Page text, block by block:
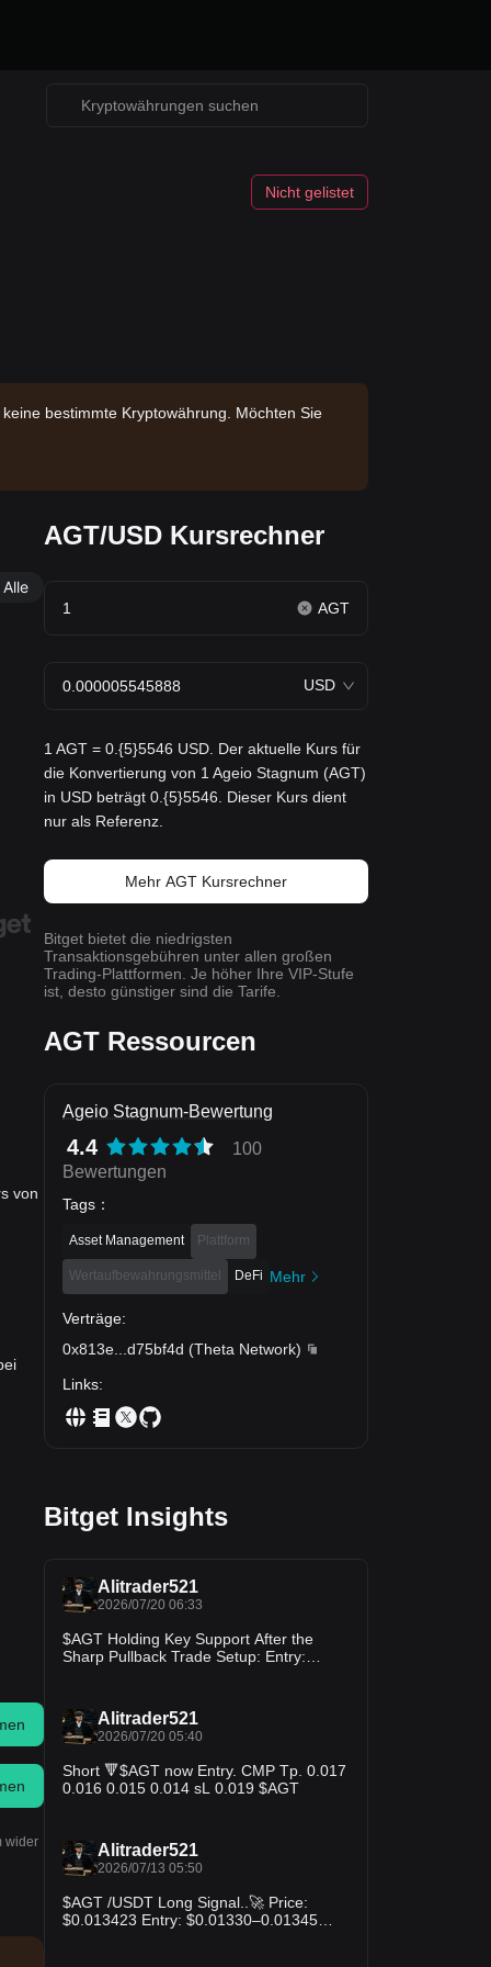
Nicht gelistet
bestimmte Kryptowährung. Möchten Sie
Alle
von
wider
AGT/USD Kursrechner
AGT
USD
1 AGT = 0.{5}5546 USD. Der aktuelle Kurs für
die Konvertierung von 1 Ageio Stagnum (AGT)
in USD beträgt 0.{5}5546. Dieser Kurs dient
nur als Referenz.
Mehr AGT Kursrechner
Bitget bietet die niedrigsten
Transaktionsgebühren unter allen großen
Trading-Plattformen. Je höher Ihre VIP-Stufe
ist, desto günstiger sind die Tarife.
AGT Ressourcen
Ageio Stagnum-Bewertung
4.4
100
Bewertungen
Tags ：
Asset Management Plattform
Wertaufbewahrungsmittel DeFi Mehr
Verträge:
0x813e
d75bf4d (Theta Network)
Links:
Bitget Insights
Alitrader521
2026/07/20 06:33
$AGT Holding Key Support After the
Sharp Pullback Trade Setup: Entry:
Alitrader521
2026/07/20 05:40
Short 🔻$AGT now Entry. CMP Tp. 0.017
0.016 0.015 0.014 sL 0.019 $AGT
Alitrader521
2026/07/13 05:50
$AGT /USDT Long Signal..🚀 Price:
$0.013423 Entry: $0.01330–0.01345